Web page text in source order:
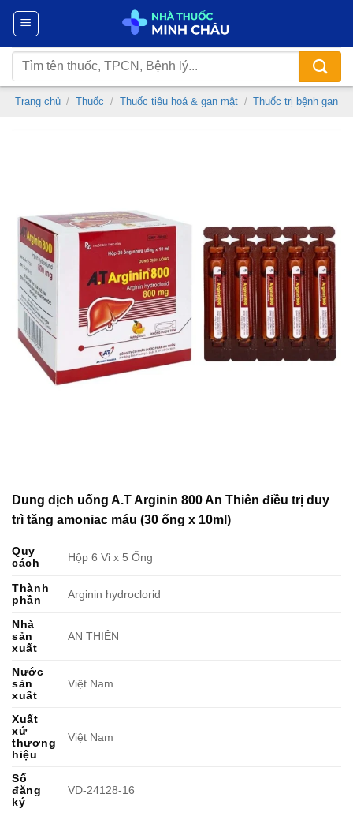
Chuyển
nội
dung
Tìm
kiếm:
Trang chủ / Thuốc / Thuốc tiêu hoá & gan mật / Thuốc trị bệnh gan
Dung dịch uống A.T Arginin 800 An Thiên điều trị duy
trì tăng amoniac máu (30 ống x 10ml)
Quy
cách
Hộp 6 Vỉ x 5 Ống
Thành
phần
Arginin hydroclorid
Nhà
sản
xuất
AN THIÊN
Nước
sản
xuất
Việt Nam
Xuất
xứ
thương
hiệu
Việt Nam
Số
đăng
ký
VD-24128-16